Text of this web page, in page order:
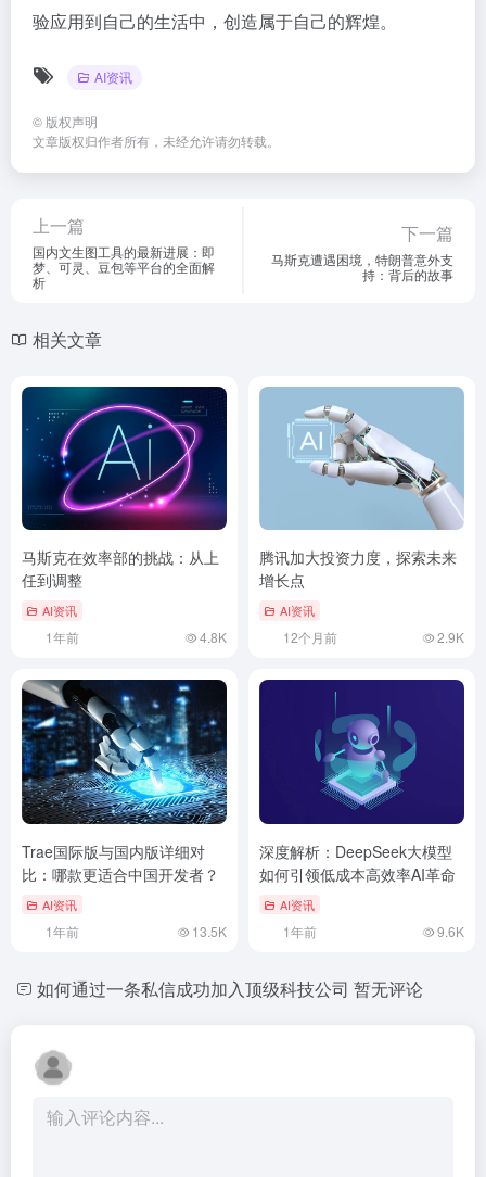
验应用到自己的生活中，创造属于自己的辉煌。
AI资讯
© 版权声明
文章版权归作者所有，未经允许请勿转载。
上一篇
国内文生图工具的最新进展：即
梦、可灵、豆包等平台的全面解
析
下一篇
马斯克遭遇困境，特朗普意外支
持：背后的故事
相关文章
马斯克在效率部的挑战：从上
任到调整
AI资讯
1年前 4.8K
腾讯加大投资力度，探索未来
增长点
AI资讯
12个月前 2.9K
Trae国际版与国内版详细对
比：哪款更适合中国开发者？
AI资讯
1年前 13.5K
深度解析：DeepSeek大模型
如何引领低成本高效率AI革命
AI资讯
1年前 9.6K
如何通过一条私信成功加入顶级科技公司 暂无评论